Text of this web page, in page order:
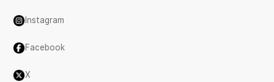
Instagram
Facebook
X